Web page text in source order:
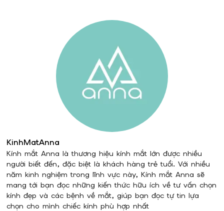
KinhMatAnna
Kính mắt Anna là thương hiệu kính mắt lớn được nhiều
người biết đến, đặc biệt là khách hàng trẻ tuổi. Với nhiều
năm kinh nghiệm trong lĩnh vực này, Kính mắt Anna sẽ
mang tới bạn đọc những kiến thức hữu ích về tư vấn chọn
kính đẹp và các bệnh về mắt, giúp bạn đọc tự tin lựa
chọn cho mình chiếc kính phù hợp nhất